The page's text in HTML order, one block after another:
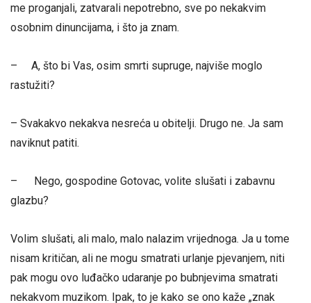
me proganjali, zatvarali nepotrebno, sve po nekakvim
osobnim dinuncijama, i što ja znam.
– A, što bi Vas, osim smrti supruge, najviše moglo
rastužiti?
– Svakakvo nekakva nesreća u obitelji. Drugo ne. Ja sam
naviknut patiti.
– Nego, gospodine Gotovac, volite slušati i zabavnu
glazbu?
Volim slušati, ali malo, malo nalazim vrijednoga. Ja u tome
nisam kritičan, ali ne mogu smatrati urlanje pjevanjem, niti
pak mogu ovo luđačko udaranje po bubnjevima smatrati
nekakvom muzikom. Ipak, to je kako se ono kaže „znak